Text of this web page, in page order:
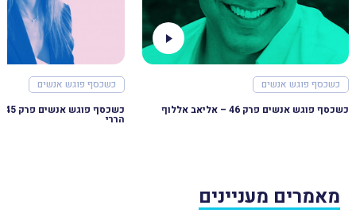
כשכסף פוגש אנשים
כשכסף פוגש אנשים פרק 46 – אליאב אללוף
כשכסף פוגש אנשים
הררי
מאמרים מעניינים